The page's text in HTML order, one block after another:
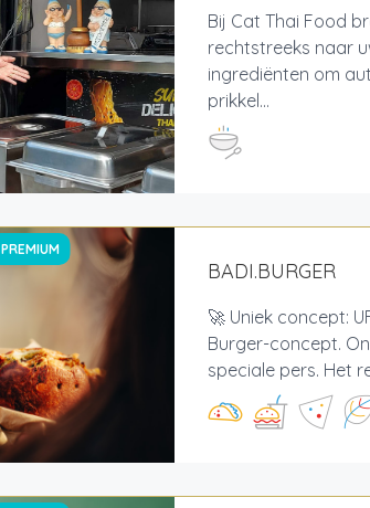
Bij Cat Thai Food
rechtstreeks naar
ingrediënten om
prikkel...
PREMIUM
BADI.BURGER
🚀 Uniek concept:
Burger-concept.
speciale pers. Het